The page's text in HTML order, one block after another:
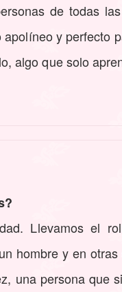
de todas
y perfecto
algo que solo
Llevamos el
hombre y en
una persona que